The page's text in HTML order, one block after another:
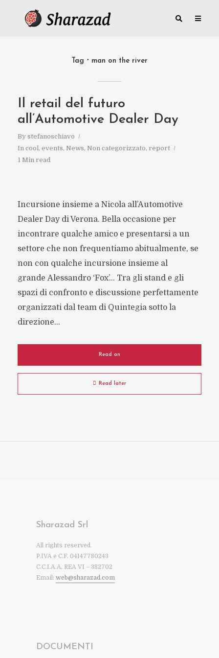
Tag man on the river
Il retail del futuro
all’Automotive Dealer Day
By stefanoschiavo
In cool, events, News, Non categorizzato, report
1 Min read
Incursione insieme a Nicola all’Automotive
Dealer Day di Verona. Bella occasione per
incontrare qualche amico e presentarsi a un
settore che non frequentiamo abitualmente, se
non con qualche incursione insieme al
grande Alessandro ‘Fox’… Tra gli stand e gli
spazi di confronto e discussione perfettamente
organizzati dal team di Quintegia sotto la
direzione...
Read on
Read later
Sharazad Srl
All rights reserved.
P.IVA e C.F. 04147780243
C.C.I.A.A. REA VI – 382702
Email: web@sharazad.com
DOCUMENTI